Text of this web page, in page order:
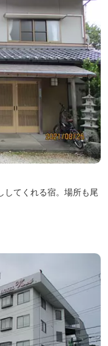
してくれる宿。場所も尾